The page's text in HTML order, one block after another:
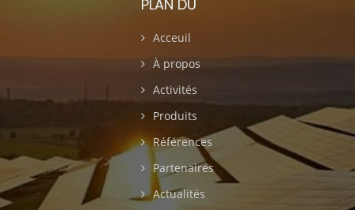
PLAN DU
Acceuil
À propos
Activités
Produits
Références
Partenaires
Actualités